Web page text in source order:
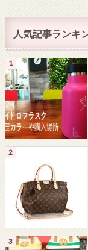
人気記事ランキ